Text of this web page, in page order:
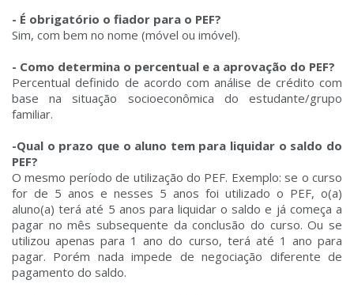
- É obrigatório o fiador para o PEF?
Sim, com bem no nome (móvel ou imóvel).
- Como determina o percentual e a aprovação do PEF?
Percentual definido de acordo com análise de crédito com
base na situação socioeconômica do estudante/grupo
familiar.
-Qual o prazo que o aluno tem para liquidar o saldo do
PEF?
O mesmo período de utilização do PEF. Exemplo: se o curso
for de 5 anos e nesses 5 anos foi utilizado o PEF, o(a)
aluno(a) terá até 5 anos para liquidar o saldo e já começa a
pagar no mês subsequente da conclusão do curso. Ou se
utilizou apenas para 1 ano do curso, terá até 1 ano para
pagar. Porém nada impede de negociação diferente de
pagamento do saldo.